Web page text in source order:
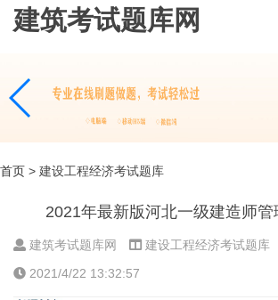
建筑考试题库网
首页 > 建设工程经济考试题库
2021年最新版河北一级建造师管
建筑考试题库网
建设工程经济考试题库
2021/4/22 13:32:57